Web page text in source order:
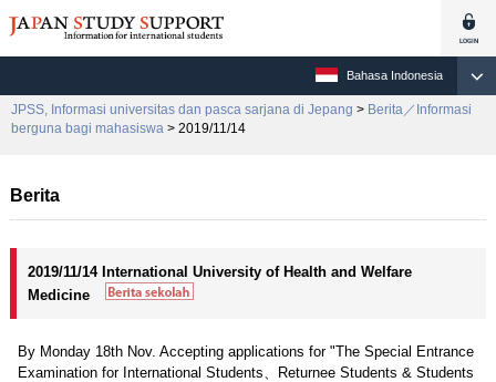
Bahasa Indonesia
JPSS, Informasi universitas dan pasca sarjana di Jepang > Berita／Informasi
berguna bagi mahasiswa > 2019/11/14
Berita
2019/11/14 International University of Health and Welfare
Medicine
By Monday 18th Nov. Accepting applications for "The Special Entrance
Examination for International Students、Returnee Students & Students